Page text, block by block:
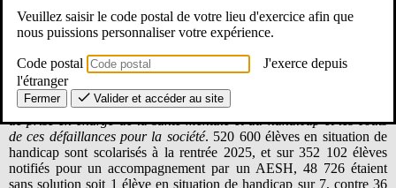
À la rentrée 2025, près d’un enfant en situation de handicap sur sept
n’a pas d’AESH, sans compter les élèves qui ne bénéficient pas
assez d’heures d’accompagnement AESH. Le nouveau ministre de
l’Éducation nationale, Edouard Geffray a réagi sur les chiffres
communiqués pas son ministère et a admis que la situation était
préoccupantelors de son audition à la commission d’enquête de
l’Assemblée nationale surles défaillances des politiques publiques
de prise en charge de la santé mentale et du handicap et les coûts
de ces défaillances pour la société. 520 600 élèves en situation de
handicap sont scolarisés à la rentrée 2025, et sur 352 102 élèves
notifiés pour un accompagnement par un AESH, 48 726 étaient
sans solution soit 1 élève en situation de handicap sur 7, contre 36
Veuillez saisir le code postal de votre lieu d'exercice afin que
nous puissions personnaliser votre expérience.
Code postal
J'exerce depuis
l'étranger
Fermer Valider et accéder au site